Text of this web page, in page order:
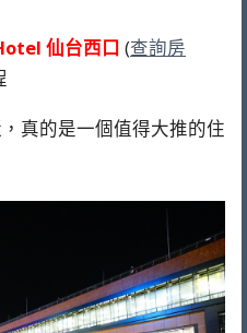
仙台西口 (查詢房
真的是一個值得大推的住